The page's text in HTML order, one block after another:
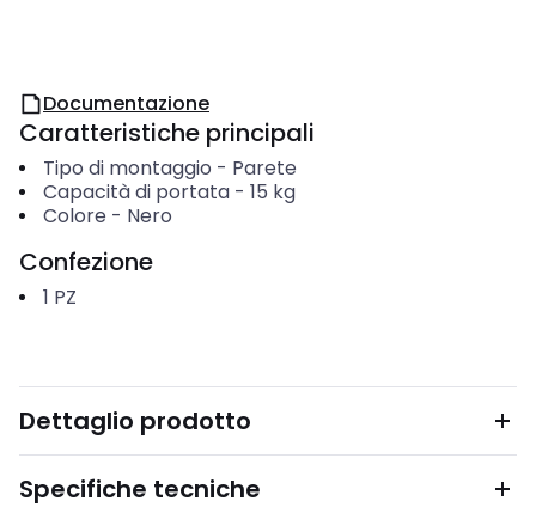
Documentazione
Caratteristiche principali
Tipo di montaggio - Parete
Capacità di portata- 15 kg
Colore - Nero
Confezione
1 PZ
Dettaglio prodotto
Specifiche tecniche